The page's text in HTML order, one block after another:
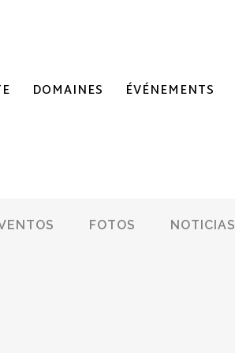
DOMAINES ÉVÉNEMENTS
FOTOS NOTICIAS